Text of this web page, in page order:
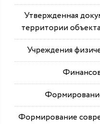
Утвержденная
территории
Учреждения
Формирование